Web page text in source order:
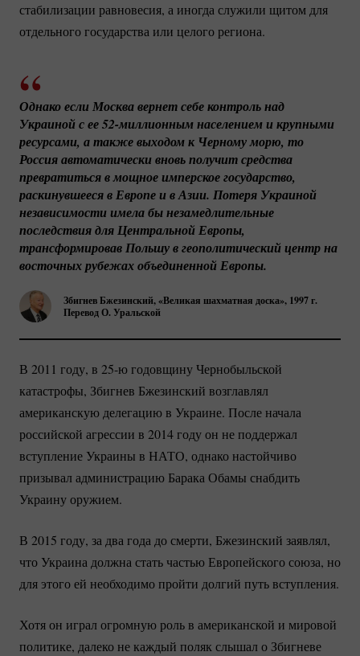
стабилизации равновесия, а иногда служили щитом для
отдельного государства или целого региона.
Збигнев Бжезинский, «Великая шахматная доска», 1997 г.
Перевод О. Уральской
Однако если Москва вернет себе контроль над
Украиной с ее 52-миллионным населением и крупными
ресурсами, а также выходом к Черному морю, то
Россия автоматически вновь получит средства
превратиться в мощное имперское государство,
раскинувшееся в Европе и в Азии. Потеря Украиной
независимости имела бы незамедлительные
последствия для Центральной Европы,
трансформировав Польшу в геополитический центр на
восточных рубежах объединенной Европы.
В 2011 году, в 25-ю годовщину Чернобыльской
катастрофы, Збигнев Бжезинский возглавлял
американскую делегацию в Украине. После начала
российской агрессии в 2014 году он не поддержал
вступление Украины в НАТО, однако настойчиво
призывал администрацию Барака Обамы снабдить
Украину оружием.
В 2015 году, за два года до смерти, Бжезинский заявлял,
что Украина должна стать частью Европейского союза, но
для этого ей необходимо пройти долгий путь вступления.
Хотя он играл огромную роль в американской и мировой
политике, далеко не каждый поляк слышал о Збигневе